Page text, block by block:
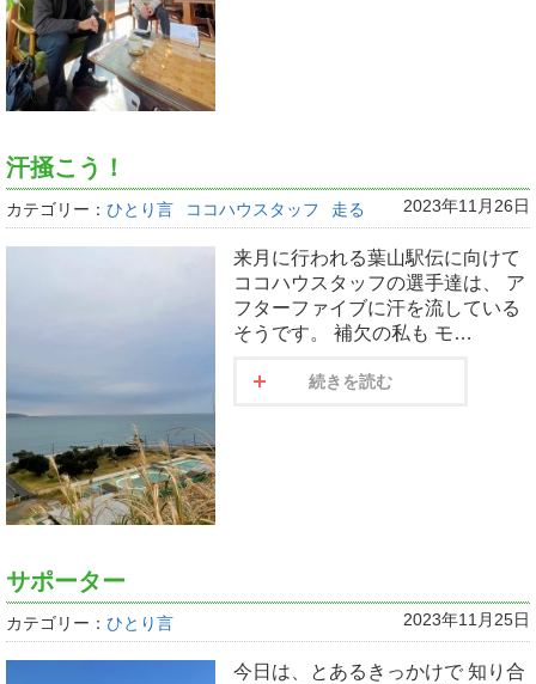
汗掻こう！
カテゴリー： ひとり言 ココハウスタッフ 走る 2023年11月26日
来月に行われる葉山駅伝に向けて
ココハウスタッフの選手達は、 ア
フターファイブに汗を流している
そうです。 補欠の私も モ…
続きを読む
サポーター
カテゴリー： ひとり言 2023年11月25日
今日は、とあるきっかけで 知り合